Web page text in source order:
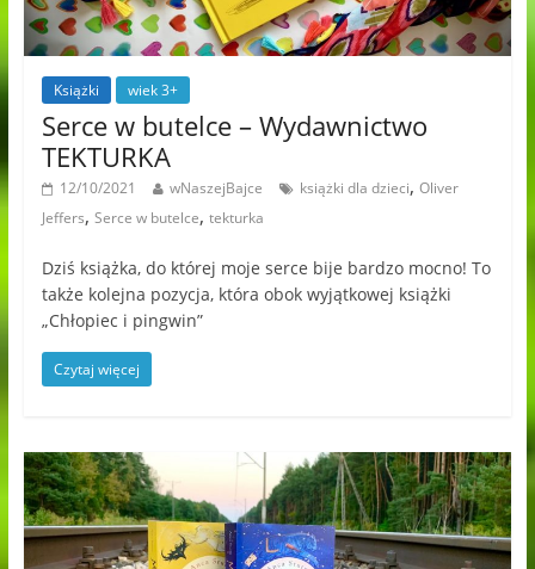
Książki wiek 3+
Serce w butelce – Wydawnictwo
TEKTURKA
12/10/2021 wNaszejBajce książki dla dzieci, Oliver
Jeffers, Serce w butelce, tekturka
Dziś książka, do której moje serce bije bardzo mocno! To
także kolejna pozycja, która obok wyjątkowej książki
„Chłopiec i pingwin”
Czytaj więcej